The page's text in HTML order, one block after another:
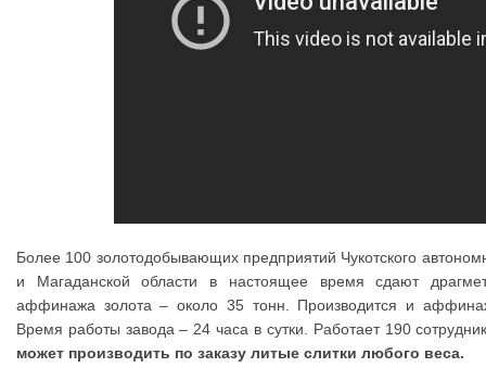
Более 100 золотодобывающих предприятий Чукотского
и Магаданской области в настоящее время сдают
аффинажа золота – около 35 тонн. Производится и аффинаж
Время работы завода – 24 часа в сутки. Работает 190
может производить по заказу литые слитки любого веса.